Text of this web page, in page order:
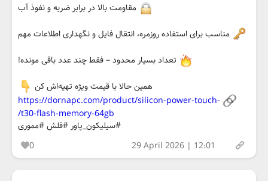
مقاومت بالا در برابر ضربه و نفوذ آب
مناسب برای استفاده روزمره، انتقال فایل و نگهداری اطلاعات مهم
تعداد بسیار محدود – فقط چند عدد باقی مونده!
همین حالا با قیمت ویژه تهیه‌اش کن
https://dornapc.com/product/silicon-power-touch-
t30-flash-memory-64gb/
#سیلیکون_پاور #فلش #مموری
0
29 April 2026 | 12:01